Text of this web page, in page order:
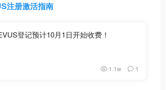
注册激活指南
登记预计10月1日开始收费！
1.1w 1